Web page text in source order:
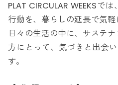
PLAT CIRCULAR WEEKSで
行動を、暮らしの延長で気軽
日々の生活の中に、サステ
方にとって、気づきと出会
す。